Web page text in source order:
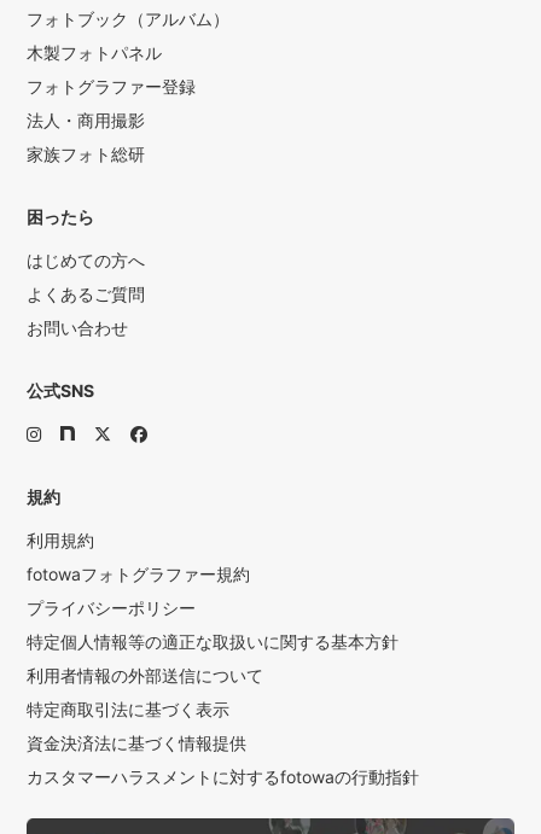
フォトブック（アルバム）
木製フォトパネル
フォトグラファー登録
法人・商用撮影
家族フォト総研
困ったら
はじめての方へ
よくあるご質問
お問い合わせ
公式SNS
規約
利用規約
fotowaフォトグラファー規約
プライバシーポリシー
特定個人情報等の適正な取扱いに関する基本方針
利用者情報の外部送信について
特定商取引法に基づく表示
資金決済法に基づく情報提供
カスタマーハラスメントに対するfotowaの行動指針